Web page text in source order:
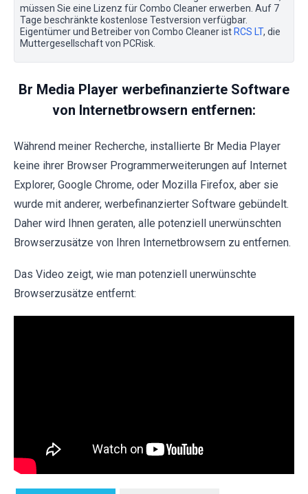
müssen Sie eine Lizenz für Combo Cleaner erwerben. Auf 7
Tage beschränkte kostenlose Testversion verfügbar.
Eigentümer und Betreiber von Combo Cleaner ist RCS LT, die
Muttergesellschaft von PCRisk.
Br Media Player werbefinanzierte Software
von Internetbrowsern entfernen:
Während meiner Recherche, installierte Br Media Player
keine ihrer Browser Programmerweiterungen auf Internet
Explorer, Google Chrome, oder Mozilla Firefox, aber sie
wurde mit anderer, werbefinanzierter Software gebündelt.
Daher wird Ihnen geraten, alle potenziell unerwünschten
Browserzusätze von Ihren Internetbrowsern zu entfernen.
Das Video zeigt, wie man potenziell unerwünschte
Browserzusätze entfernt: